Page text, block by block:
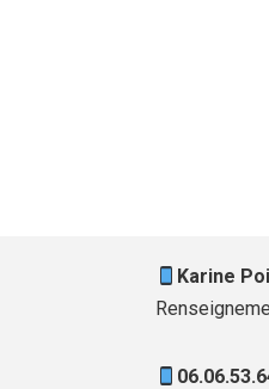
Karine